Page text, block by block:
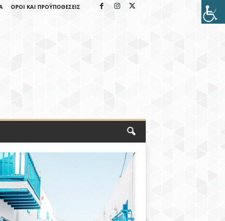
ΌΡΟΙ ΚΑΙ ΠΡΟΫΠΟΘΈΣΕΙΣ